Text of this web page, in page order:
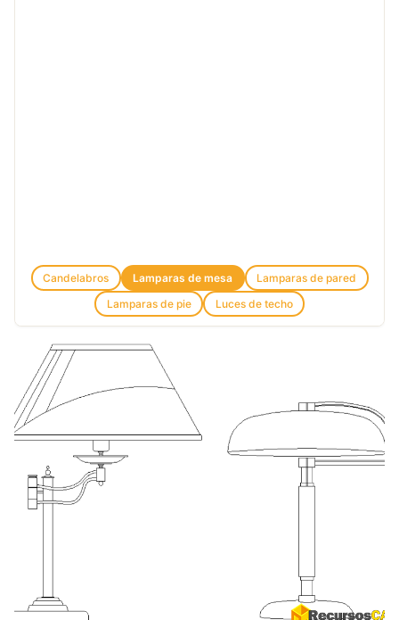
Candelabros Lamparas de mesa
Lamparas de pared
Lamparas de pie
Luces de techo